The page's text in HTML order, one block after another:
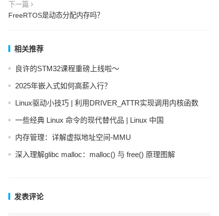
下一篇
FreeRTOS是动态分配内存吗？
相关推荐
良许的STM32课程重磅上线啦～
2025年嵌入式如何高薪入行？
Linux驱动小技巧 | 利用DRIVER_ATTR实现调用内核函数
一些经典 Linux 命令的现代替代品 | Linux 中国
内存管理：详解虚拟地址空间-MMU
深入理解glibc malloc：malloc() 与 free() 原理图解
发表评论